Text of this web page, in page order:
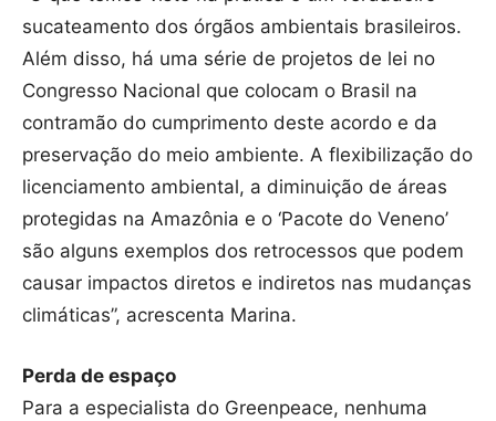
sucateamento dos órgãos ambientais brasileiros.
Além disso, há uma série de projetos de lei no
Congresso Nacional que colocam o Brasil na
contramão do cumprimento deste acordo e da
preservação do meio ambiente. A flexibilização do
licenciamento ambiental, a diminuição de áreas
protegidas na Amazônia e o ‘Pacote do Veneno’
são alguns exemplos dos retrocessos que podem
causar impactos diretos e indiretos nas mudanças
climáticas”, acrescenta Marina.
Perda de espaço
Para a especialista do Greenpeace, nenhuma